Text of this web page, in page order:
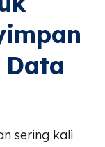
Data
sering kali